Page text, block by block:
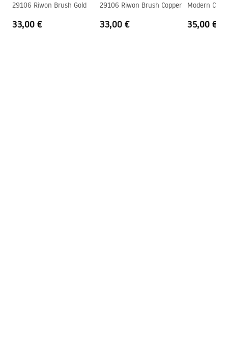
29106 Riwon Brush Gold
33,00 €
29106 Riwon Brush Copper
33,00 €
Modern
35,00 €